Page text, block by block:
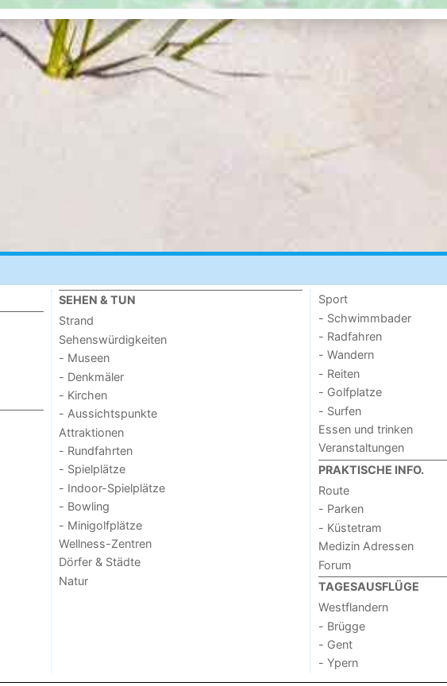
SEHEN & TUN
Strand
Sehenswürdigkeiten
- Museen
- Denkmäler
- Kirchen
- Aussichtspunkte
Attraktionen
- Rundfahrten
- Spielplätze
- Indoor-Spielplätze
- Bowling
- Minigolfplätze
Wellness-Zentren
Dörfer & Städte
Natur
Sport
- Schwimmbader
- Radfahren
- Wandern
- Reiten
- Golfplatze
- Surfen
Essen und trinken
Veranstaltungen
PRAKTISCHE INFO.
Route
- Parken
- Küstetram
Medizin Adressen
Forum
TAGESAUSFLÜGE
Westflandern
- Brügge
- Gent
- Ypern